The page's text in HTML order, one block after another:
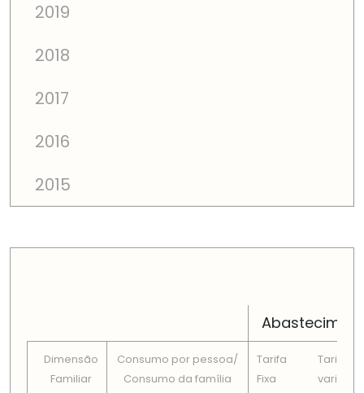
2019
2018
2017
2016
2015
Dimensão
Familiar
Consumo por pessoa/
Consumo da famí­lia
Tarifa
Fixa
Tarifa
variável